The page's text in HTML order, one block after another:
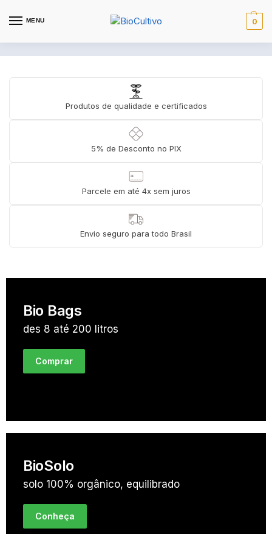
MENU 0
Produtos de qualidade e certificados
5% de Desconto no PIX
Parcele em até 4x sem juros
Envio seguro para todo Brasil
Bio Bags
des 8 até 200 litros
Comprar
BioSolo
solo 100% orgânico, equilibrado
Conheça